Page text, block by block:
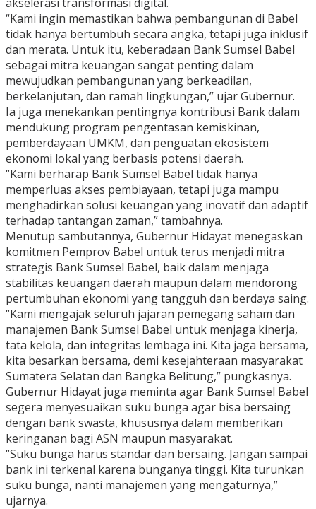
“Kami ingin memastikan bahwa pembangunan di Babel
tidak hanya bertumbuh secara angka, tetapi juga inklusif
dan merata. Untuk itu, keberadaan Bank Sumsel Babel
sebagai mitra keuangan sangat penting dalam
mewujudkan pembangunan yang berkeadilan,
berkelanjutan, dan ramah lingkungan,” ujar Gubernur.
Ia juga menekankan pentingnya kontribusi Bank dalam
mendukung program pengentasan kemiskinan,
pemberdayaan UMKM, dan penguatan ekosistem
ekonomi lokal yang berbasis potensi daerah.
“Kami berharap Bank Sumsel Babel tidak hanya
memperluas akses pembiayaan, tetapi juga mampu
menghadirkan solusi keuangan yang inovatif dan adaptif
terhadap tantangan zaman,” tambahnya.
Menutup sambutannya, Gubernur Hidayat menegaskan
komitmen Pemprov Babel untuk terus menjadi mitra
strategis Bank Sumsel Babel, baik dalam menjaga
stabilitas keuangan daerah maupun dalam mendorong
pertumbuhan ekonomi yang tangguh dan berdaya saing.
“Kami mengajak seluruh jajaran pemegang saham dan
manajemen Bank Sumsel Babel untuk menjaga kinerja,
tata kelola, dan integritas lembaga ini. Kita jaga bersama,
kita besarkan bersama, demi kesejahteraan masyarakat
Sumatera Selatan dan Bangka Belitung,” pungkasnya.
Gubernur Hidayat juga meminta agar Bank Sumsel Babel
segera menyesuaikan suku bunga agar bisa bersaing
dengan bank swasta, khususnya dalam memberikan
keringanan bagi ASN maupun masyarakat.
“Suku bunga harus standar dan bersaing. Jangan sampai
bank ini terkenal karena bunganya tinggi. Kita turunkan
suku bunga, nanti manajemen yang mengaturnya,”
ujarnya.